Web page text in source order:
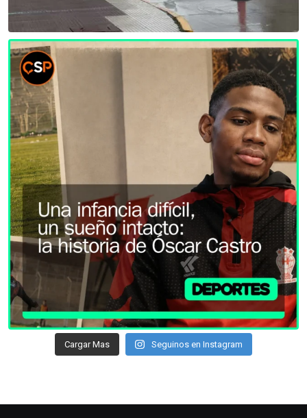
Cargar Mas Seguinos en Instagram